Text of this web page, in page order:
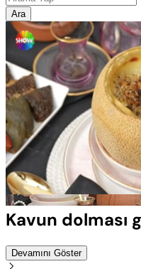
Ara
Sesi
Aç
Kavun dolması
Devamını Göster